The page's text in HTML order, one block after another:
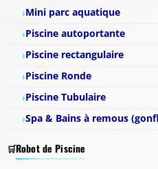
Mini parc aquatique
Piscine autoportante
Piscine rectangulaire
Piscine Ronde
Piscine Tubulaire
Spa & Bains à remous
Robot de Piscine